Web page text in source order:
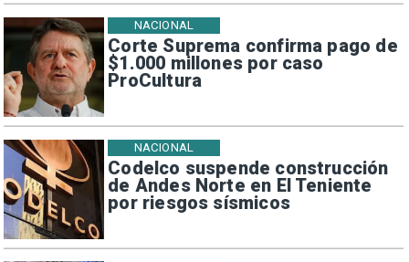
Corte Suprema confirma pago de
$1.000 millones por caso
ProCultura
NACIONAL
Codelco suspende construcción
de Andes Norte en El Teniente
por riesgos sísmicos
NACIONAL